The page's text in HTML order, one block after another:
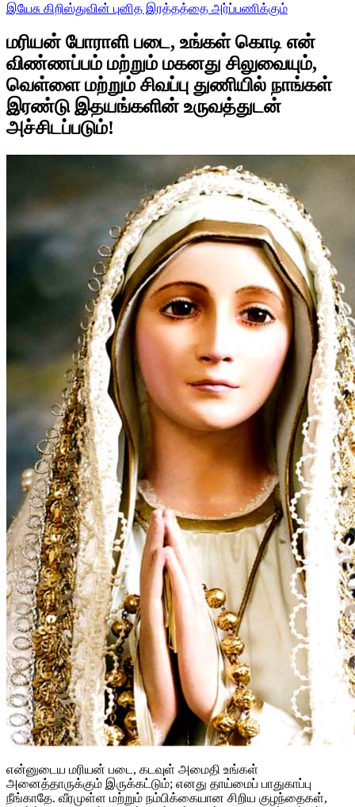
இயேசு கிறிஸ்துவின் புனித இரத்தத்தை அர்ப்பணிக்கும்
மரியன் போராளி படை, உங்கள் கொடி என்
விண்ணப்பம் மற்றும் மகனது சிலுவையும்,
வெள்ளை மற்றும் சிவப்பு துணியில் நாங்கள்
இரண்டு இதயங்களின் உருவத்துடன்
அச்சிடப்படும்!
என்னுடைய மரியன் படை, கடவுள் அமைதி உங்கள்
அனைத்தாருக்கும் இருக்கட்டும்; எனது தாய்மைப் பாதுகாப்பு
நீங்காதே. வீரமுள்ள மற்றும் நம்பிக்கையான சிறிய குழந்தைகள்,